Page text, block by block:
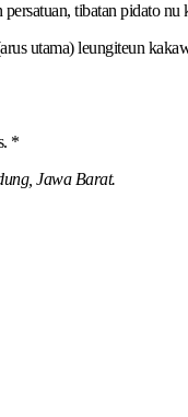
tibatan pidato nu
utama) leungiteun
*
Jawa Barat.